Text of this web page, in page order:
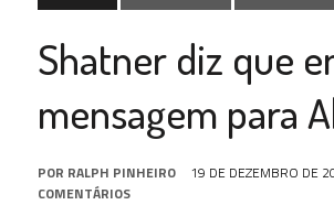
Shatner diz que
mensagem para
POR RALPH PINHEIRO 19 DE DEZEMBRO DE
COMENTÁRIOS